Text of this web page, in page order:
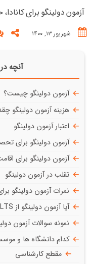
آزمون دولینگو برای
شهریور ۱۳, ۱۴۰۰
آنچه
آزمون دولینگو چیست؟
هزینه آزمون دولینگو
اعتبار آزمون دولینگو
آزمون دولینگو برای
آزمون دولینگو برای
تقلب در آزمون دولینگو
نمرات آزمون دولینگو
آیا آزمون دولینگو از IELTS و PTE یا CELPIP بهتر است؟
نمونه سوالات آزمون
کدام دانشگاه ها و
مقطع کارشناسی